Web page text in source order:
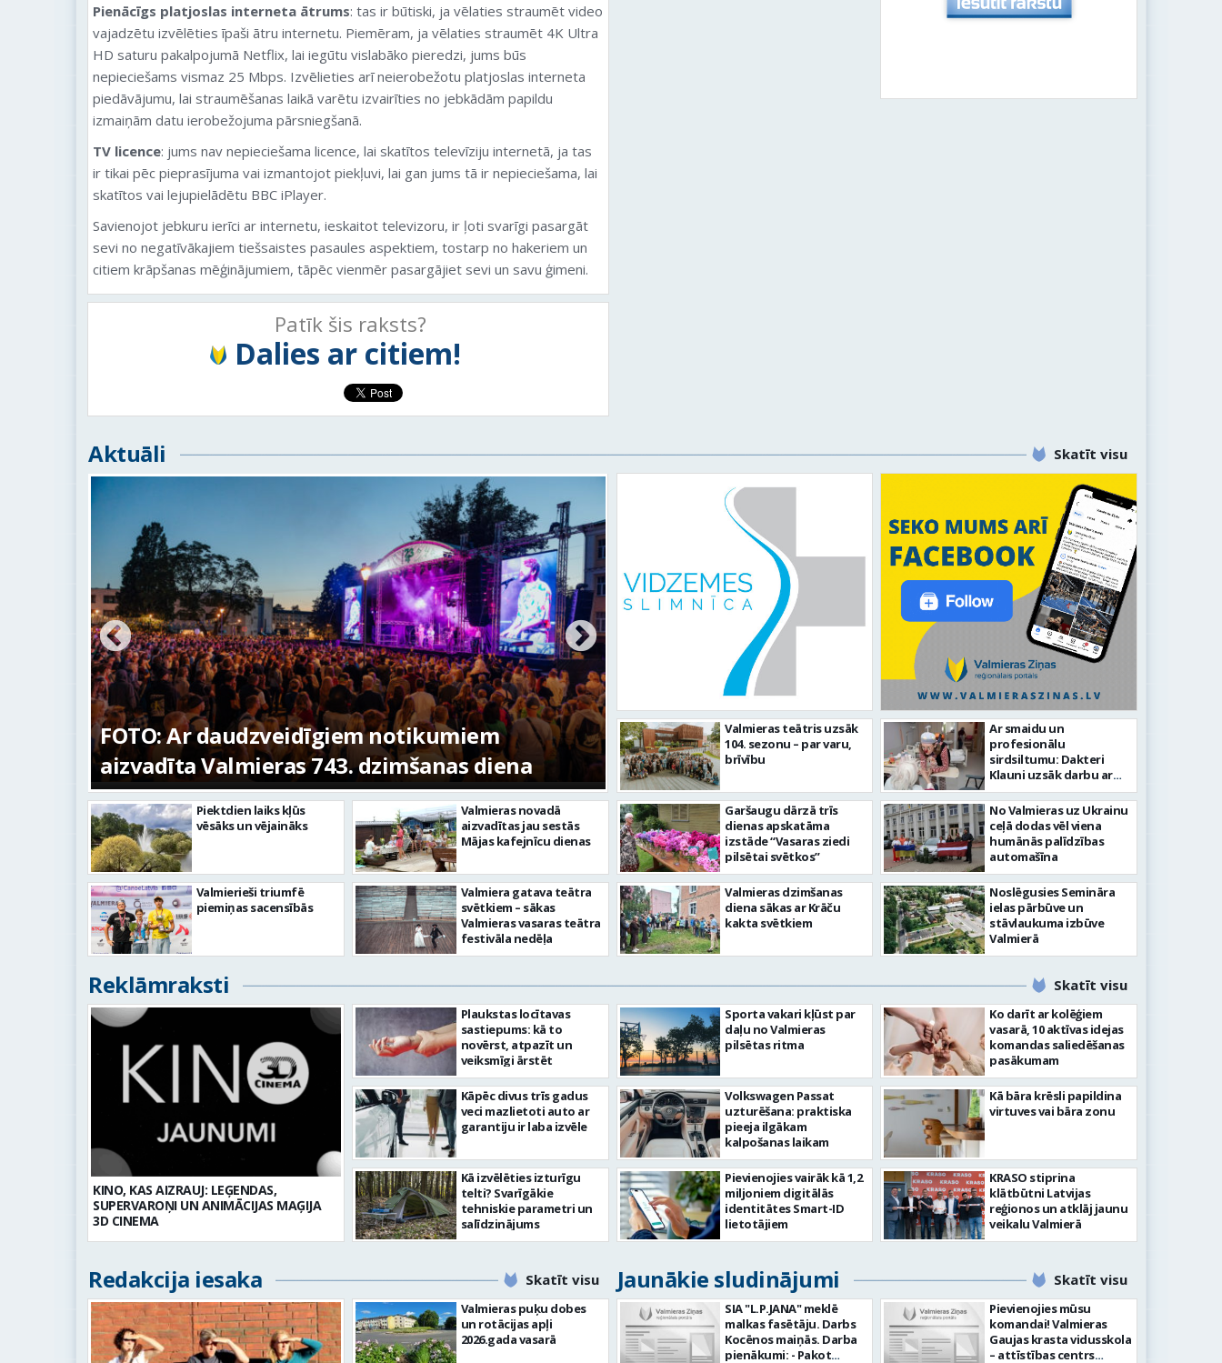
Pienācīgs platjoslas interneta ātrums: tas ir būtiski, ja vēlaties straumēt video
vajadzētu izvēlēties īpaši ātru internetu. Piemēram, ja vēlaties straumēt 4K Ultra
HD saturu pakalpojumā Netflix, lai iegūtu vislabāko pieredzi, jums būs
nepieciešams vismaz 25 Mbps. Izvēlieties arī neierobežotu platjoslas interneta
piedāvājumu, lai straumēšanas laikā varētu izvairīties no jebkādām papildu
izmaiņām datu ierobežojuma pārsniegšanā.
TV licence: jums nav nepieciešama licence, lai skatītos televīziju internetā, ja tas
ir tikai pēc pieprasījuma vai izmantojot piekļuvi, lai gan jums tā ir nepieciešama, lai
skatītos vai lejupielādētu BBC iPlayer.
Savienojot jebkuru ierīci ar internetu, ieskaitot televizoru, ir ļoti svarīgi pasargāt
sevi no negatīvākajiem tiešsaistes pasaules aspektiem, tostarp no hakeriem un
citiem krāpšanas mēģinājumiem, tāpēc vienmēr pasargājiet sevi un savu ģimeni.
Patīk šis raksts?
Dalies ar citiem!
Aktuāli Skatīt visu
FOTO: Ar daudzveidīgiem notikumiem
aizvadīta Valmieras 743. dzimšanas diena
FOTO: Valmieras pilsētas svētku gājiens 2026
Piektdien laiks kļūs
vēsāks un vējaināks
Valmierieši triumfē
piemiņas sacensībās
Valmieras novadā
aizvadītas jau sestās
Mājas kafejnīcu dienas
Valmiera gatava teātra
svētkiem – sākas
Valmieras vasaras teātra
festivāla nedēļa
Valmieras teātris uzsāk
104. sezonu – par varu,
brīvību
Garšaugu dārzā trīs
dienas apskatāma
izstāde “Vasaras ziedi
pilsētai svētkos”
Valmieras dzimšanas
diena sākas ar Krāču
kakta svētkiem
Ar smaidu un
profesionālu
sirdsiltumu: Dakteri
Klauni uzsāk darbu ar
senioriem Vidzemes
slimnīcā
No Valmieras uz Ukrainu
ceļā dodas vēl viena
humānās palīdzības
automašīna
Noslēgusies Semināra
ielas pārbūve un
stāvlaukuma izbūve
Valmierā
Reklāmraksti Skatīt visu
KINO, KAS AIZRAUJ: LEĢENDAS,
SUPERVAROŅI UN ANIMĀCIJAS MAĢIJA
3D CINEMA
Plaukstas locītavas
sastiepums: kā to
novērst, atpazīt un
veiksmīgi ārstēt
Kāpēc divus trīs gadus
veci mazlietoti auto ar
garantiju ir laba izvēle
Kā izvēlēties izturīgu
telti? Svarīgākie
tehniskie parametri un
salīdzinājums
Sporta vakari kļūst par
daļu no Valmieras
pilsētas ritma
Volkswagen Passat
uzturēšana: praktiska
pieeja ilgākam
kalpošanas laikam
Pievienojies vairāk kā 1,2
miljoniem digitālās
identitātes Smart-ID
lietotājiem
Ko darīt ar kolēģiem
vasarā, 10 aktīvas idejas
komandas saliedēšanas
pasākumam
Kā bāra krēsli papildina
virtuves vai bāra zonu
KRASO stiprina
klātbūtni Latvijas
reģionos un atklāj jaunu
veikalu Valmierā
Redakcija iesaka Skatīt visu Jaunākie sludinājumi Skatīt visu
Valmieras puķu dobes
un rotācijas apļi
2026.gada vasarā
SIA "L.P.JANA" meklē
malkas fasētāju. Darbs
Kocēnos maiņās. Darba
pienākumi: - Pakot
Pievienojies mūsu
komandai! Valmieras
Gaujas krasta vidusskola
– attīstības centrs